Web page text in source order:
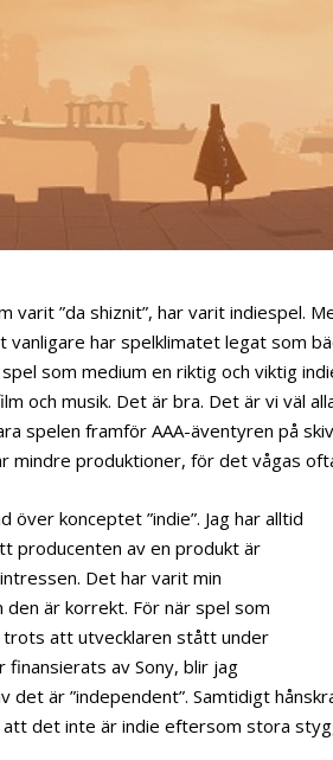
”da shiznit”, har varit indiespel.
har spelklimatet legat som
som medium en riktig och viktig
och musik. Det är bra. Det är vi väl
spelen framför AAA-äventyren på
mindre produktioner, för det vågas
konceptet ”indie”. Jag har alltid
producenten av en produkt är
Det har varit min
är korrekt. För när spel som
trots att utvecklaren stått under
av Sony, blir jag
är ”independent”. Samtidigt
att det inte är indie eftersom stora